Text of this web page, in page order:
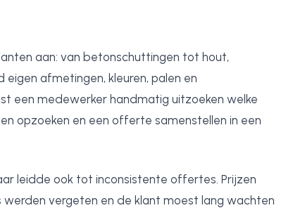
aan: van betonschuttingen tot hout,
eigen afmetingen, kleuren, palen en
een medewerker handmatig uitzoeken welke
opzoeken en een offerte samenstellen in een
leidde ook tot inconsistente offertes. Prijzen
vergeten en de klant moest lang wachten